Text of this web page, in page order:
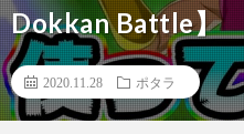
Dokkan Battle】
2020.11.28 ポタラ